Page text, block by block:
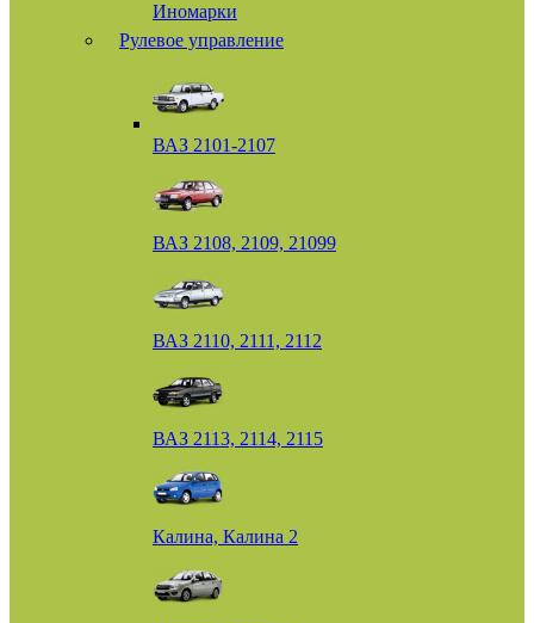
Иномарки
Рулевое управление
ВАЗ 2101-2107
ВАЗ 2108, 2109, 21099
ВАЗ 2110, 2111, 2112
ВАЗ 2113, 2114, 2115
Калина, Калина 2